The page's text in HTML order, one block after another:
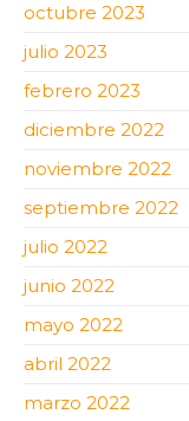
octubre 2023
julio 2023
febrero 2023
diciembre 2022
noviembre 2022
septiembre 2022
julio 2022
junio 2022
mayo 2022
abril 2022
marzo 2022